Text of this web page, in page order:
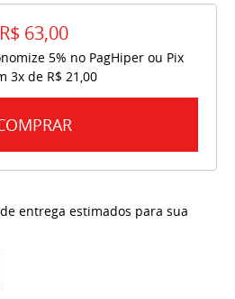
R$ 63,00
5% no PagHiper ou Pix
3x de R$ 21,00
entrega estimados para sua